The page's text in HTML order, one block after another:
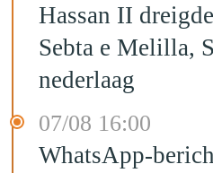
Hassan II
Sebta e Melilla,
nederlaag
07/08 16:00
WhatsApp-